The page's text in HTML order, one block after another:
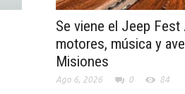
Se viene el Jeep Fest
motores, música y
Misiones
Ago 6, 2026 0 84